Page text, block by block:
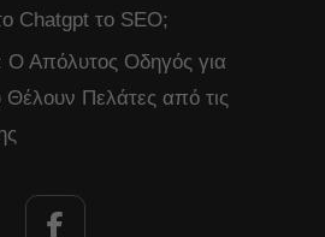
Chatgpt το SEO;
Απόλυτος Οδηγός για
Θέλουν Πελάτες από τις